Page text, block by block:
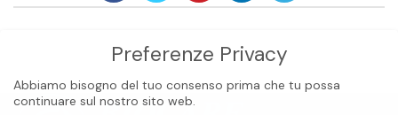
Preferenze Privacy
Abbiamo bisogno del tuo consenso prima che tu possa
continuare sul nostro sito web.